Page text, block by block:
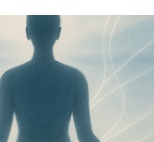
은 분들이 꽤 많으실 거라고 생각해요. 이 글을 읽는 여러분
, 절대 혼자가 아니에요! 우리가 감정의 파도에 휩쓸리지 않
켜낼 수 있는 현실적인 방법들을 함께 찾아볼 거예요. 자, 그